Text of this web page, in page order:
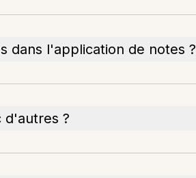
dans l'application de notes ?
d'autres ?